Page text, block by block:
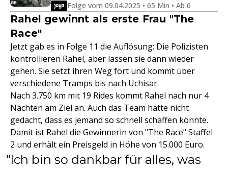
Folge vom 09.04.2025 • 65 Min • Ab 6
Rahel gewinnt als erste Frau "The
Race"
Jetzt gab es in Folge 11 die Auflösung: Die Polizisten
kontrollieren Rahel, aber lassen sie dann wieder
gehen. Sie setzt ihren Weg fort und kommt über
verschiedene Tramps bis nach Uchisar.
Nach 3.750 km mit 19 Rides kommt Rahel nach nur 4
Nächten am Ziel an. Auch das Team hätte nicht
gedacht, dass es jemand so schnell schaffen könnte.
Damit ist Rahel die Gewinnerin von "The Race" Staffel
2 und erhält ein Preisgeld in Höhe von 15.000 Euro.
Ich bin so dankbar für alles, was